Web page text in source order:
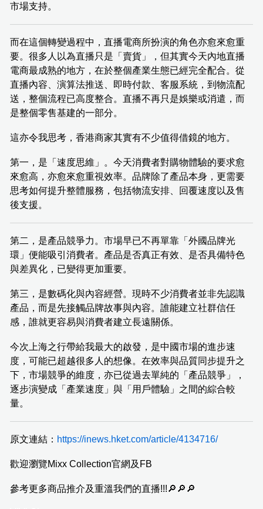
市場支持。
而在這個轉變過程中，直播電商所扮演的角色亦愈來愈重
要。很多人以為直播只是「賣貨」，但其實今天內地直播
電商最成熟的地方，在於整個產業生態已經完全配合。從
直播內容、演算法推送、即時付款、客服系統，到物流配
送，整個流程已高度整合。直播不再只是娛樂或消遣，而
是整個零售基建的一部分。
這亦令我思考，香港商家其實有不少值得借鏡的地方。
第一，是「速度思維」。今天消費者對購物體驗的要求愈
來愈高，亦愈來愈重視效率。品牌除了產品本身，更需要
思考如何提升整體服務，包括物流安排、回覆速度以及售
後支援。
第二，是產品競爭力。市場早已不再單靠「外國品牌光
環」便能吸引消費者。產品是否真正有效、是否具備特色
與差異化，已變得更加重要。
第三，是數碼化與內容經營。現時不少消費者並非先認識
產品，而是先接觸品牌故事與內容。誰能建立社群信任
感，誰就更容易與消費者建立長遠關係。
今次上海之行帶給我最大的啟發，是中國市場的進步速
度，可能已超越很多人的想像。在效率與品質同步提升之
下，市場競爭的維度，亦已從過去單純的「產品競爭」，
逐步演變成「產業速度」與「用戶體驗」之間的綜合較
量。
原文連結： https://inews.hket.com/article/4134716/
歡迎瀏覽Mixx Collection官網及FB
參考更多商品推介及重溫我們的直播!!!🔎🔎🔎